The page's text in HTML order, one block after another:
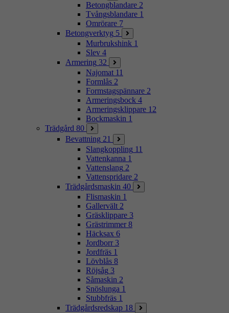
Betongblandare 2
Tvångsblandare 1
Omrörare 7
Betongverktyg 5
Murbrukshink 1
Slev 4
Armering 32
Najomat 11
Formlås 2
Formstagspännare 2
Armeringsbock 4
Armeringsklippare 12
Bockmaskin 1
Trädgård 80
Bevattning 21
Slangkoppling 11
Vattenkanna 1
Vattenslang 2
Vattenspridare 2
Trädgårdsmaskin 40
Flismaskin 1
Gallervält 2
Gräsklippare 3
Grästrimmer 8
Häcksax 6
Jordborr 3
Jordfräs 1
Lövblås 8
Röjsåg 3
Såmaskin 2
Snöslunga 1
Stubbfräs 1
Trädgårdsredskap 18